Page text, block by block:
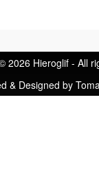
2026 Hieroglif - All
& Designed by